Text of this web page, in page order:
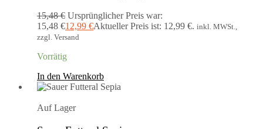
15,48€ Ursprünglicher Preis war:
15,48 €12,99 €Aktueller Preis ist: 12,99 €. inkl. MWSt.,
zzgl. Versand
Vorrätig
In den Warenkorb
Auf Lager